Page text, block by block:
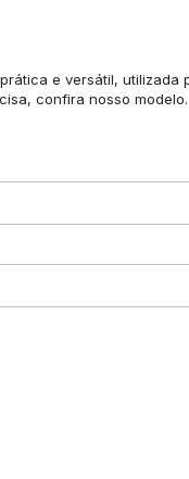
e versátil, utilizada
confira nosso modelo.